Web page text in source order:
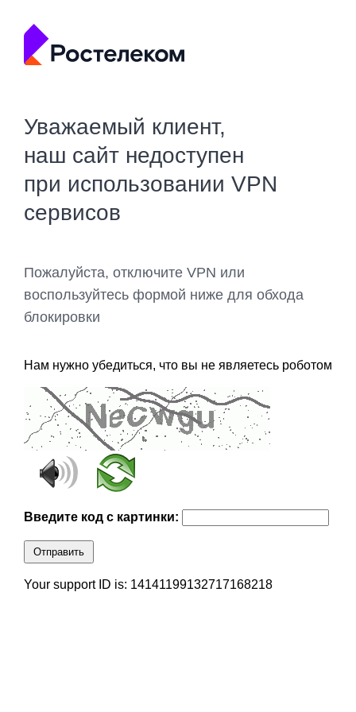
Уважаемый клиент,
наш сайт недоступен
при использовании VPN
сервисов
Пожалуйста, отключите VPN или
воспользуйтесь формой ниже для обхода
блокировки
Нам нужно убедиться, что вы не являетесь роботом
Введите код с картинки:
Отправить
Your support ID is: 14141199132717168218